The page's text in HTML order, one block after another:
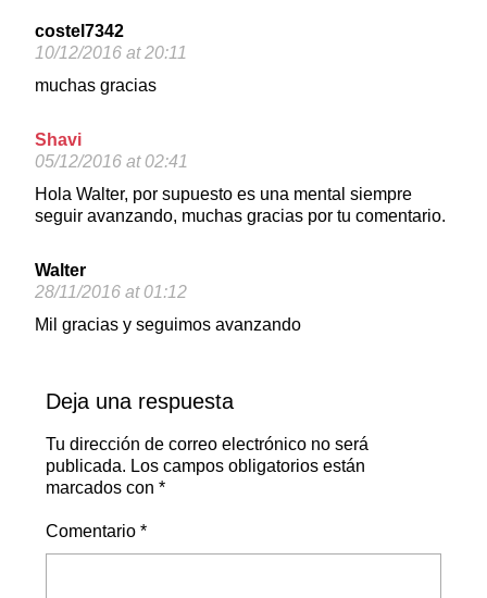
costel7342
10/12/2016 at 20:11
muchas gracias
Shavi
05/12/2016 at 02:41
Hola Walter, por supuesto es una mental siempre
seguir avanzando, muchas gracias por tu comentario.
Walter
28/11/2016 at 01:12
Mil gracias y seguimos avanzando
Deja una respuesta
Tu dirección de correo electrónico no será
publicada. Los campos obligatorios están
marcados con*
Comentario*